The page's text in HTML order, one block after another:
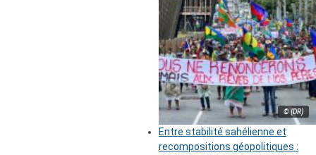
© (DR)
Entre stabilité sahélienne et
recompositions géopolitiques :